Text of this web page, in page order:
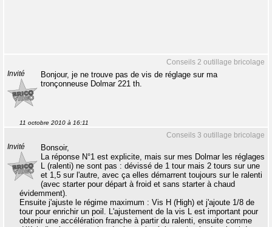
Conseils 2 outillage bricolage
Invité
Bonjour, je ne trouve pas de vis de réglage sur ma
tronçonneuse Dolmar 221 th.
11 octobre 2010 à 16:11
Conseils 3 outillage bricolage
Invité
Bonsoir,
La réponse N°1 est explicite, mais sur mes Dolmar les réglages
L (ralenti) ne sont pas : dévissé de 1 tour mais 2 tours sur une
et 1,5 sur l'autre, avec ça elles démarrent toujours sur le ralenti
(avec starter pour départ à froid et sans starter à chaud
évidemment).
Ensuite j'ajuste le régime maximum : Vis H (High) et j'ajoute 1/8 de
tour pour enrichir un poil. L'ajustement de la vis L est important pour
obtenir une accélération franche à partir du ralenti, ensuite comme